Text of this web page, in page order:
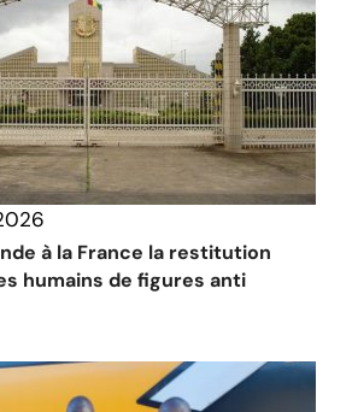
à la France la restitution
humains de figures anti